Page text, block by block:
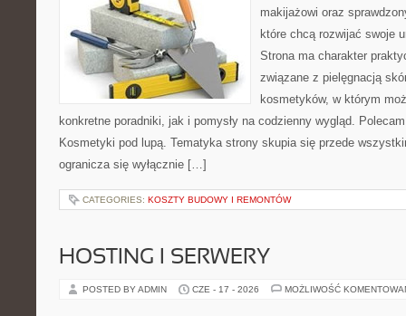
makijażowi oraz
które chcą rozwijać swoje
Strona ma charakter
związane z pielęgnacją
kosmetyków, w którym
konkretne poradniki, jak i pomysły na codzienny wygląd.
Kosmetyki pod lupą. Tematyka strony skupia się przede
ogranicza się wyłącznie […]
CATEGORIES: KOSZTY BUDOWY I REMONTÓW
HOSTING I SERWERY
POSTED BY ADMIN CZE - 17 - 2026 MOŻLIWOŚĆ